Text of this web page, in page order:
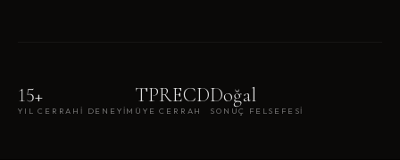
15+
YIL CERRAHI DENEYIM
TPRECD
ÜYE CERRAH
Doğal
SONUÇ FELSEFESI